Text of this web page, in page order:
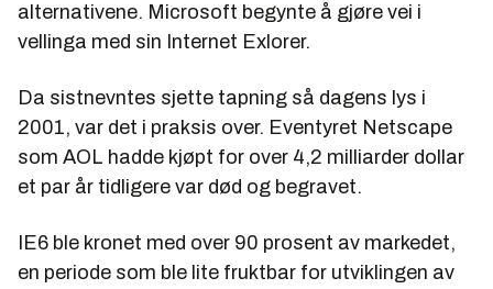
alternativene. Microsoft begynte å gjøre vei i
vellinga med sin Internet Exlorer.
Da sistnevntes sjette tapning så dagens lys i
2001, var det i praksis over. Eventyret Netscape
som AOL hadde kjøpt for over 4,2 milliarder dollar
et par år tidligere var død og begravet.
IE6 ble kronet med over 90 prosent av markedet,
en periode som ble lite fruktbar for utviklingen av